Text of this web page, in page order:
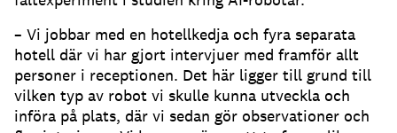
– Vi jobbar med en hotellkedja och fyra separata
hotell där vi har gjort intervjuer med framför allt
personer i receptionen. Det här ligger till grund till
vilken typ av robot vi skulle kunna utveckla och
införa på plats, där vi sedan gör observationer och